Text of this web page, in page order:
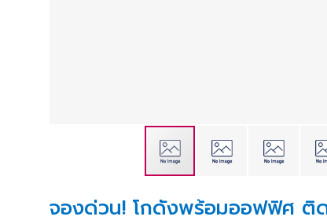
จองด่วน! โกดังพร้อมออฟฟิศ ติ